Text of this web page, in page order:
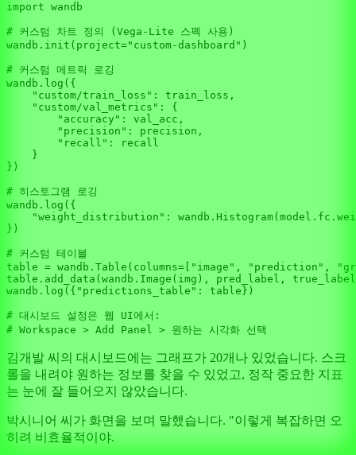
import wandb
# 커스텀 차트 정의 (Vega-Lite 스펙 사용)
wandb.init(project="custom-dashboard" )
# 커스텀 메트릭 로깅
wandb.log({
"custom/train_loss" : train_loss,
"custom/val_metrics" : {
"accuracy" : val_acc,
"precision" : precision,
"recall" : recall
    }
})
# 히스토그램 로깅
wandb.log({
"weight_distribution" :
})
# 커스텀 테이블
table = wandb.Table(columns=[
"image" , "prediction" ,
table.add_data(wandb.Image(img), pred_label,
wandb.log({ "predictions_table" : table})
# 대시보드 설정은 웹 UI에서:
# Workspace > Add Panel > 원하는 시각화 선택
김개발 씨의 대시보드에는 그래프가 20개나 있었습니다. 스크
롤을 내려야 원하는 정보를 찾을 수 있었고, 정작 중요한 지표
는 눈에 잘 들어오지 않았습니다.
박시니어 씨가 화면을 보며 말했습니다. "이렇게 복잡하면 오
히려 비효율적이야.